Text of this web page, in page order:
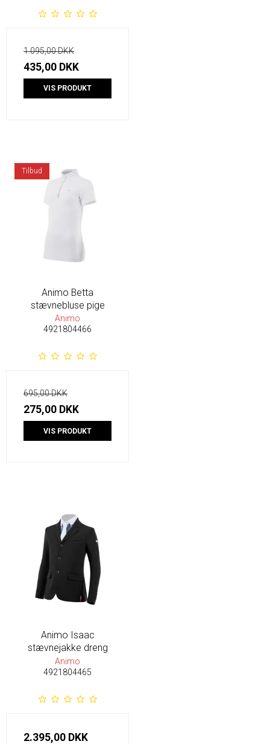
1.095,00 DKK
435,00 DKK
VIS PRODUKT
Tilbud
Animo Betta
stævnebluse pige
Animo
4921804466
695,00 DKK
275,00 DKK
VIS PRODUKT
Animo Isaac
stævnejakke dreng
Animo
4921804465
2.395,00 DKK